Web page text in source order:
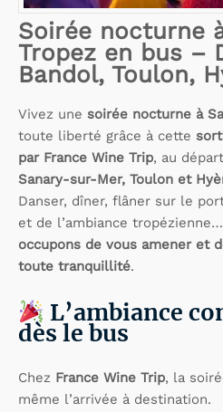
Soirée nocturne
Tropez en bus –
Bandol, Toulon,
Vivez une soirée nocturne à
toute liberté grâce à cette
par France Wine Trip, au
Sanary-sur-Mer, Toulon et
Danser, dîner, flâner sur le
et de l’ambiance tropézienne…
occupons de vous amener et
toute tranquillité.
L’ambiance
dès le bus
Chez France Wine Trip, la
même l’arrivée à destination.